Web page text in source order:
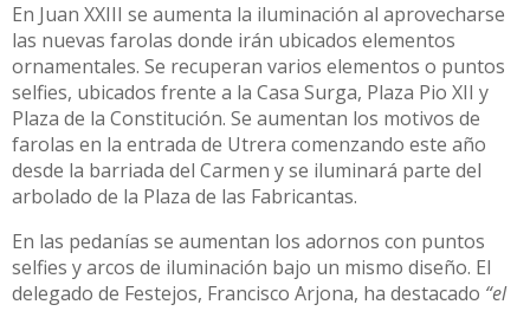
En Juan XXIII se aumenta la iluminación al aprovecharse
las nuevas farolas donde irán ubicados elementos
ornamentales. Se recuperan varios elementos o puntos
selfies, ubicados frente a la Casa Surga, Plaza Pio XII y
Plaza de la Constitución. Se aumentan los motivos de
farolas en la entrada de Utrera comenzando este año
desde la barriada del Carmen y se iluminará parte del
arbolado de la Plaza de las Fabricantas.
En las pedanías se aumentan los adornos con puntos
selfies y arcos de iluminación bajo un mismo diseño. El
delegado de Festejos, Francisco Arjona, ha destacado “el